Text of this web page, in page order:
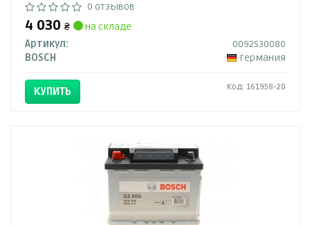
0 отзывов
4 030 ₴
на складе
Артикул:
0092S30080
BOSCH
Германия
КУПИТЬ Код: 161958-20